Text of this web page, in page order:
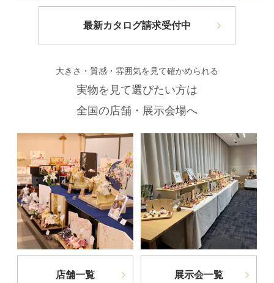
最新カタログ請求受付中
大きさ・質感・雰囲気を見て確かめられる
実物を見て選びたい方は
全国の店舗・展示会場へ
店舗一覧 展示会一覧